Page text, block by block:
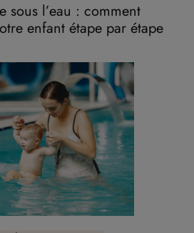
sous l’eau : comment
enfant étape par étape